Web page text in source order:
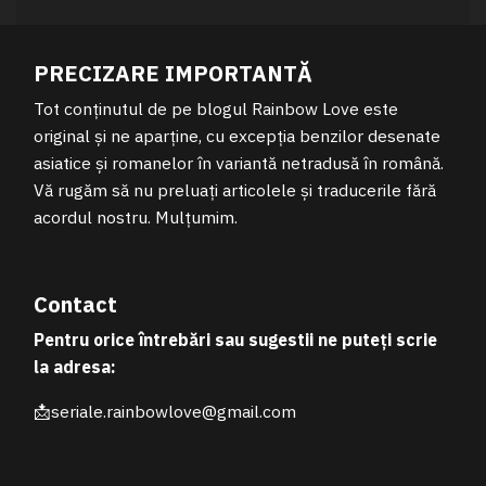
PRECIZARE IMPORTANTĂ
Tot conținutul de pe blogul Rainbow Love este
original și ne aparține, cu excepția benzilor desenate
asiatice și romanelor în variantă netradusă în română.
Vă rugăm să nu preluați articolele și traducerile fără
acordul nostru. Mulțumim.
Contact
Pentru orice întrebări sau sugestii ne puteți scrie
la adresa:
📩seriale.rainbowlove@gmail.com